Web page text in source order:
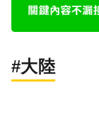
#大陸